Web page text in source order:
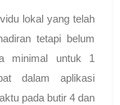
lokal yang telah
tetapi belum
minimal untuk 1
dalam aplikasi
pada butir 4 dan